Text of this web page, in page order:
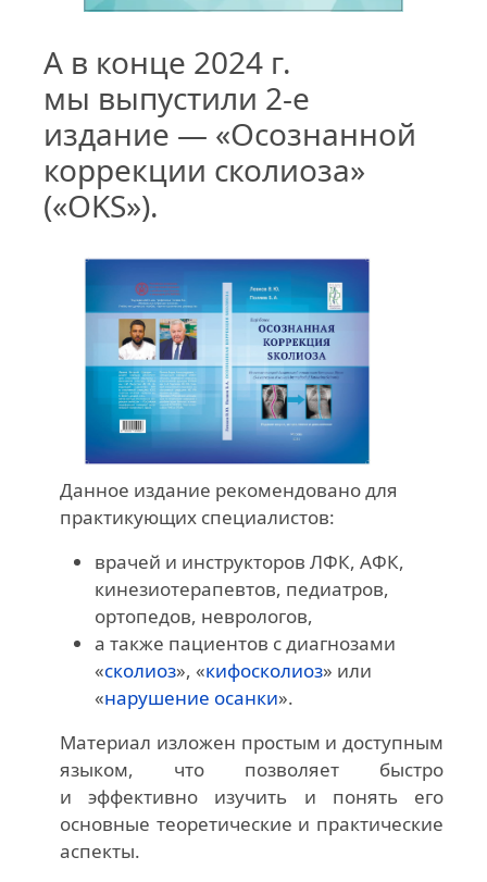
А в конце 2024 г.
мы выпустили 2-е
издание — «Осознанной
коррекции сколиоза»
(«OKS»).
Данное издание рекомендовано для
практикующих специалистов:
врачей и инструкторов ЛФК, АФК,
кинезиотерапевтов, педиатров,
ортопедов, неврологов,
а также пациентов с диагнозами
«сколиоз», «кифосколиоз» или
«нарушение осанки».
Материал изложен простым и доступным
языком, что позволяет быстро
и эффективно изучить и понять его
основные теоретические и практические
аспекты.